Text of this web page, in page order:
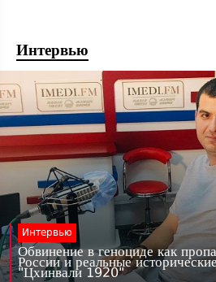
Интервью
Интервью
Обвинение в геноциде как
России и реальные
"Цхинвали 1920"